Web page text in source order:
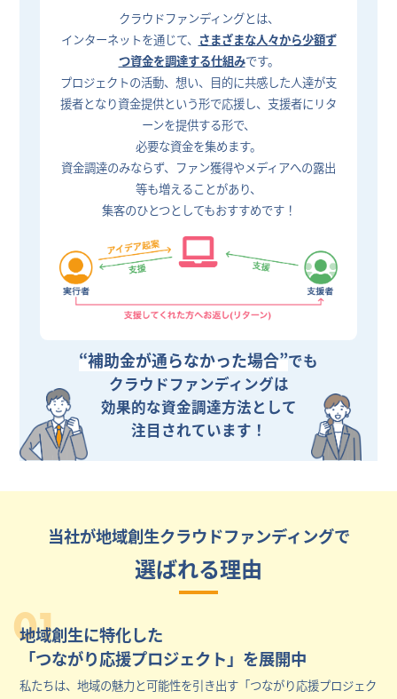
クラウドファンディングとは、
インターネットを通じて、 さまざまな人々から少額ず
つ資金を調達する仕組みです。
プロジェクトの活動、想い、目的に共感した人達が支
援者となり資金提供という形で応援し、支援者にリタ
ーンを提供する形で、
必要な資金を集めます。
資金調達のみならず、ファン獲得やメディアへの露出
等も増えることがあり、
集客のひとつとしてもおすすめです！
“補助金が通らなかった場合”でも
クラウドファンディングは
効果的な資金調達方法として
注目されています！
当社が地域創生クラウドファンディングで
選ばれる理由
01
地域創生に特化した
「つながり応援プロジェクト」を展開中
私たちは、地域の魅力と可能性を引き出す「つながり応援プロジェク